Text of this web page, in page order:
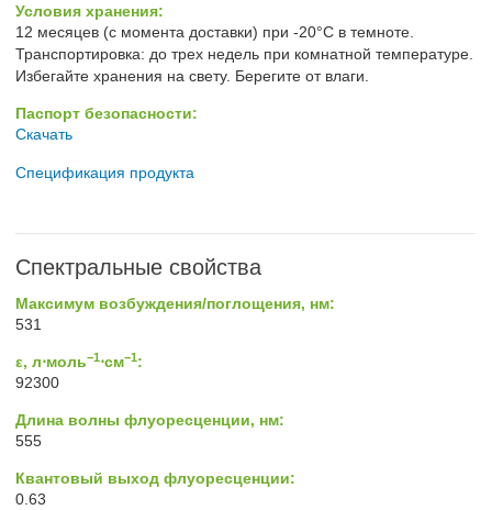
Условия хранения:
12 месяцев (с момента доставки) при -20°C в темноте.
Транспортировка: до трех недель при комнатной температуре.
Избегайте хранения на свету. Берегите от влаги.
Паспорт безопасности:
Скачать
Спецификация продукта
Спектральные свойства
Максимум возбуждения/поглощения, нм:
531
ε, л⋅моль−1⋅см−1:
92300
Длина волны флуоресценции, нм:
555
Квантовый выход флуоресценции:
0.63